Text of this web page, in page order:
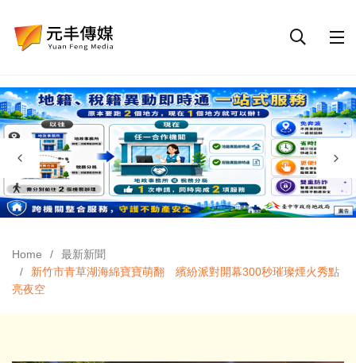
Home
最新新聞
新竹市青草湖海綿寶寶萌翻 繽紛派對開幕300秒璀璨煙火秀點
亮夜空